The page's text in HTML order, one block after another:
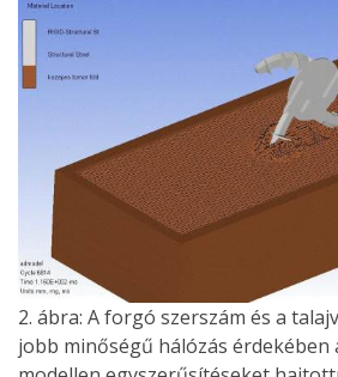
2. ábra: A forgó szerszám és a
jobb minőségű hálózás érdekében